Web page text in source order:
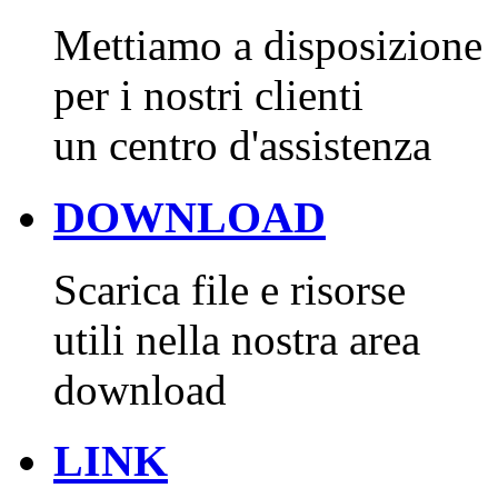
Mettiamo a disposizione
per i nostri clienti
un centro d'assistenza
DOWNLOAD
Scarica file e risorse
utili nella nostra area
download
LINK